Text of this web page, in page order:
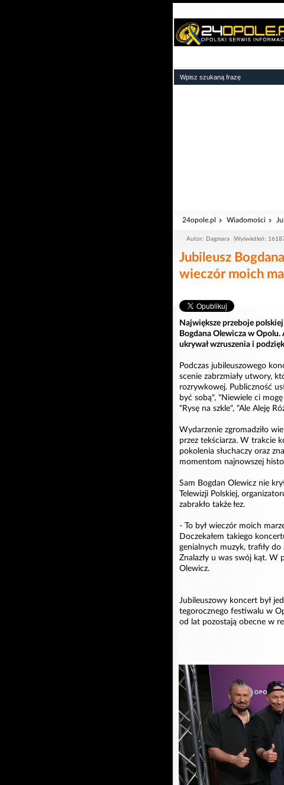
24opole.pl Wiadomości
Autor: Dagmara Wyświetleń:
Jubileusz
wieczór moich
Największe przeboje
Bogdana Olewicza w
ukrywał wzruszenia i
Podczas jubileuszowego
scenie zabrzmiały utwory,
rozrywkowej. Publiczność
być sobą", "Niewiele ci
"Rysę na szkle", "Ale Aleję
Wydarzenie zgromadziło
przez tekściarza. W trakcie
pokolenia słuchaczy oraz
momentom najnowszej
Sam Bogdan Olewicz nie
Telewizji Polskiej,
zabrakło także łez.
- To był wieczór moich
Doczekałem takiego
genialnych muzyk, trafiły
Znalazły u was swój kąt. W
Olewicz.
Jubileuszowy koncert był
tegorocznego festiwalu w
od lat pozostają obecne w